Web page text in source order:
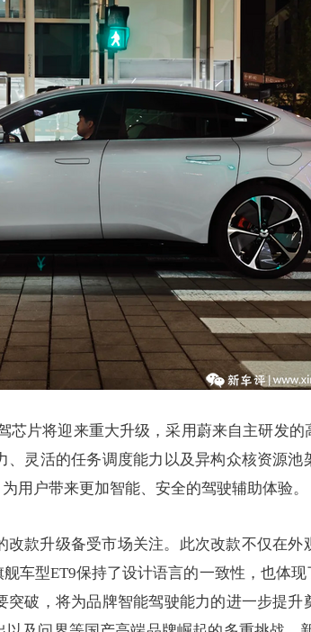
片将迎来重大升级，采用蔚来自主研发
灵活的任务调度能力以及异构众核资源
用户带来更加智能、安全的驾驶辅助体验。
款升级备受市场关注。此次改款不仅在
车型ET9保持了设计语言的一致性，也体
破，将为品牌智能驾驶能力的进一步提